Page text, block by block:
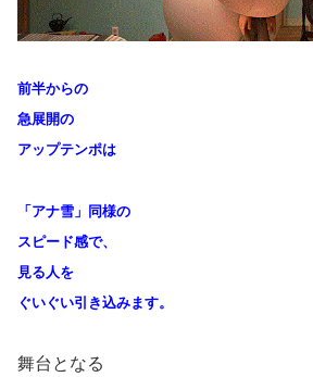
前半からの
急展開の
アップテンポは
「 アナ雪」同様の
スピード感で、
見る人を
ぐいぐい引き込みます。
舞台となる